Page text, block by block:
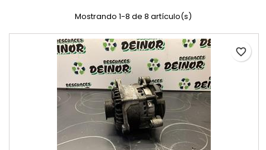
Mostrando 1-8 de 8 artículo(s)
favorite_border